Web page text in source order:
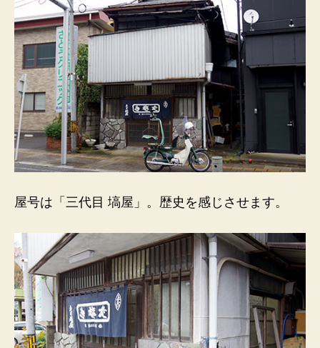
屋」）
歴
史
じ
さ
せ
る
佇
ま
へ
の
屋号は「三代目 塙屋」。歴史を感じさせます。